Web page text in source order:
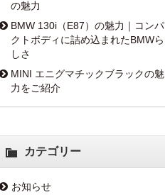
の魅力
BMW 130i（E87）の魅力｜コンパ
クトボディに詰め込まれたBMWら
しさ
MINI エニグマチックブラックの魅
力をご紹介
カテゴリー
お知らせ